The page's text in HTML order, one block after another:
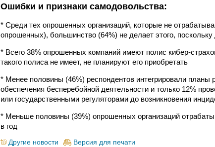
Ошибки и признаки самодовольства:
* Среди тех опрошенных организаций, которые не
опрошенных), большинство (64%) не делает этого,
* Всего 38% опрошенных компаний имеют полис кибер-
такого полиса не имеет, не планируют его приобретать
* Менее половины (46%) респондентов интегрировали планы
обеспечения бесперебойной деятельности и только 12%
или государственными регуляторами до возникновения
* Меньше половины (39%) опрошенных организаций
в год
Другие новости Версия для печати